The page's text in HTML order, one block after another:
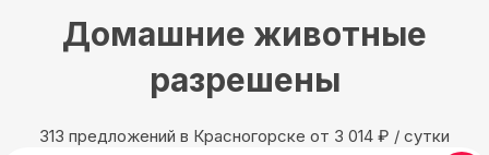
Домашние животные
разрешены
313 предложений в Красногорске oт 3 014 ₽ / сутки